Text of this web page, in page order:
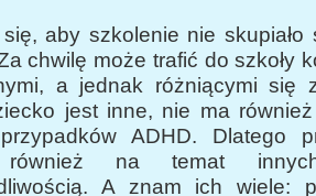
się, aby szkolenie nie
chwilę może trafić do szkoły
a jednak różniącymi się
jest inne, nie ma
ADHD. Dlatego
również na temat
A znam ich wiele: